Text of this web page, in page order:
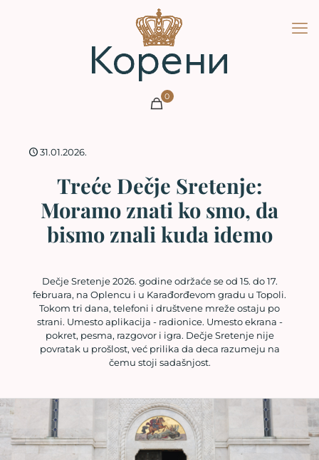
0
31.01.2026.
Treće Dečje Sretenje:
Moramo znati ko smo, da
bismo znali kuda idemo
Dečje Sretenje 2026. godine održaće se od 15. do 17.
februara, na Oplencu i u Karađorđevom gradu u Topoli.
Tokom tri dana, telefoni i društvene mreže ostaju po
strani. Umesto aplikacija - radionice. Umesto ekrana -
pokret, pesma, razgovor i igra. Dečje Sretenje nije
povratak u prošlost, već prilika da deca razumeju na
čemu stoji sadašnjost.